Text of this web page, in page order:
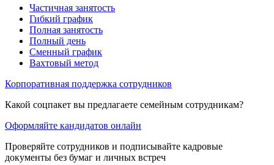
Частичная занятость
Гибкий график
Полная занятость
Полный день
Сменный график
Вахтовый метод
Корпоративная поддержка сотрудников
Какой соцпакет вы предлагаете семейным сотрудникам?
Оформляйте кандидатов онлайн
Проверяйте сотрудников и подписывайте кадровые
документы без бумаг и личных встреч